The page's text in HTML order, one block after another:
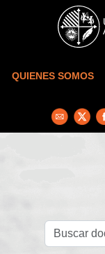
Skip to main content
QUIENES SOMOS